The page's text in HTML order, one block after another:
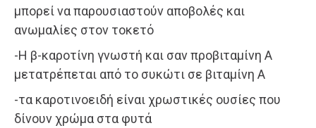
μπορεί να παρουσιαστούν αποβολές και
ανωμαλίες στον τοκετό
-Η β-καροτίνη γνωστή και σαν προβιταμίνη Α
μετατρέπεται από το συκώτι σε βιταμίνη Α
-τα καροτινοειδή είναι χρωστικές ουσίες που
δίνουν χρώμα στα φυτά